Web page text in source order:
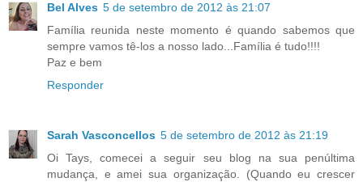
Bel Alves 5 de setembro de 2012 às 21:07
Família reunida neste momento é quando sabemos que
sempre vamos tê-los a nosso lado...Família é tudo!!!!
Paz e bem
Responder
Sarah Vasconcellos 5 de setembro de 2012 às 21:19
Oi Tays, comecei a seguir seu blog na sua penúltima
mudança, e amei sua organização. (Quando eu crescer